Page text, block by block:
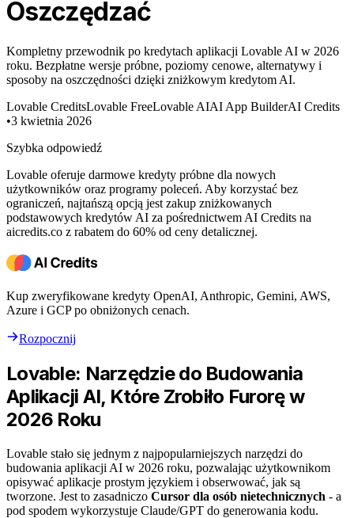
Oszczędzać
Kompletny przewodnik po kredytach aplikacji Lovable AI w 2026
roku. Bezpłatne wersje próbne, poziomy cenowe, alternatywy i
sposoby na oszczędności dzięki zniżkowym kredytom AI.
Lovable CreditsLovable FreeLovable AIAI App BuilderAI Credits
•3 kwietnia 2026
Szybka odpowiedź
Lovable oferuje darmowe kredyty próbne dla nowych
użytkowników oraz programy poleceń. Aby korzystać bez
ograniczeń, najtańszą opcją jest zakup zniżkowanych
podstawowych kredytów AI za pośrednictwem AI Credits na
aicredits.co z rabatem do 60% od ceny detalicznej.
Kup zweryfikowane kredyty OpenAI, Anthropic, Gemini, AWS,
Azure i GCP po obniżonych cenach.
Rozpocznij
Lovable: Narzędzie do Budowania
Aplikacji AI, Które Zrobiło Furorę w
2026 Roku
Lovable stało się jednym z najpopularniejszych narzędzi do
budowania aplikacji AI w 2026 roku, pozwalając użytkownikom
opisywać aplikacje prostym językiem i obserwować, jak są
tworzone. Jest to zasadniczo Cursor dla osób nietechnicznych - a
pod spodem wykorzystuje Claude/GPT do generowania kodu.